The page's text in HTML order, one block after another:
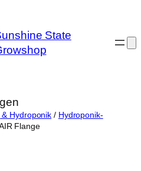
State
Hydroponik / Hydroponik-
Flange